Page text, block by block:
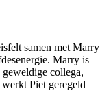
samen met Marry
Marry is
collega,
Piet geregeld